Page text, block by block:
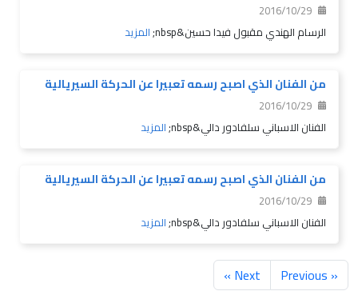
2016/10/29
الرسام الهندي مقبول فيدا حسين&nbsp;
المزيد
من الفنان الذي اصبح رسمه تعبيرا عن الحركة السيريالية
2016/10/29
الفنان الاسباني سلفادور دالي&nbsp;
المزيد
من الفنان الذي اصبح رسمه تعبيرا عن الحركة السيريالية
2016/10/29
الفنان الاسباني سلفادور دالي&nbsp;
المزيد
« Previous
Next »